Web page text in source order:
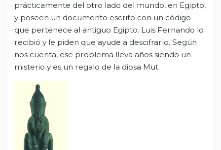
prácticamente del otro lado del mundo, en Egipto,
y poseen un documento escrito con un código
que pertenece al antiguo Egipto. Luis Fernando lo
recibió y le piden que ayude a descifrarlo. Según
nos cuenta, ese problema lleva años siendo un
misterio y es un regalo de la diosa Mut.